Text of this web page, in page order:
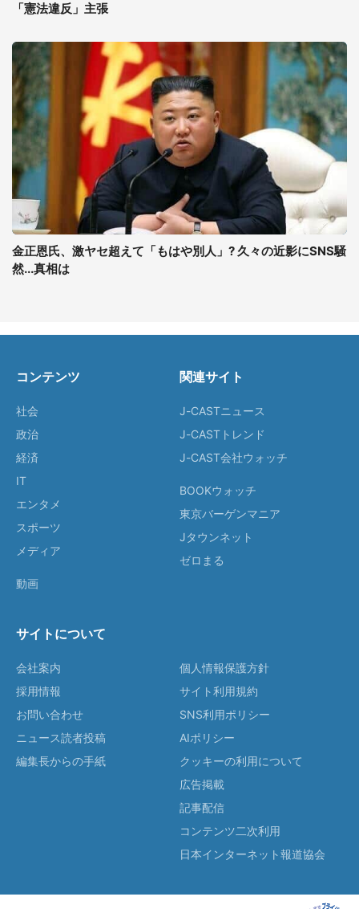
「憲法違反」主張
金正恩氏、激ヤセ超えて「もはや別人」? 久々の近影にSNS騒
然...真相は
コンテンツ
社会
政治
経済
IT
エンタメ
スポーツ
メディア
動画
関連サイト
J-CASTニュース
J-CASTトレンド
J-CAST会社ウォッチ
BOOKウォッチ
東京バーゲンマニア
Jタウンネット
ゼロまる
サイトについて
会社案内
採用情報
お問い合わせ
ニュース読者投稿
編集長からの手紙
個人情報保護方針
サイト利用規約
SNS利用ポリシー
AIポリシー
クッキーの利用について
広告掲載
記事配信
コンテンツ二次利用
日本インターネット報道協会